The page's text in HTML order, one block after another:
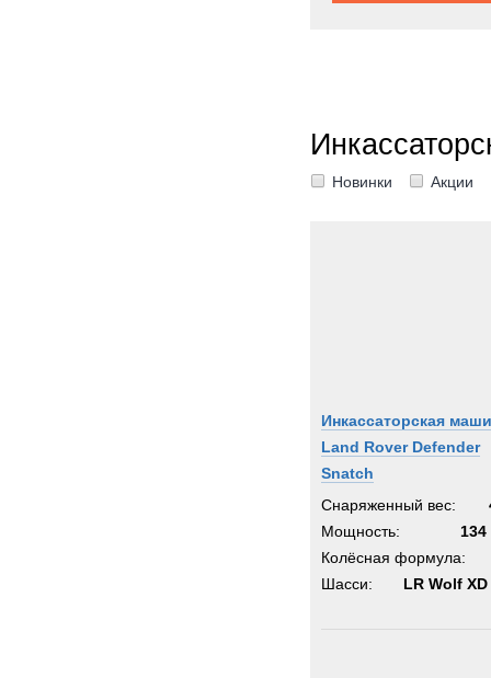
Новинки Акции
Инкассаторская
Land Rover Defender
Snatch
Снаряженный вес:
Мощность:
134
Колёсная формула:
Шасси:
LR Wolf